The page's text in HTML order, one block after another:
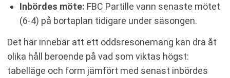
Inbördes möte: FBC Partille vann senaste mötet
(6-4) på bortaplan tidigare under säsongen.
Det här innebär att ett oddsresonemang kan dra åt
olika håll beroende på vad som viktas högst:
tabelläge och form jämfört med senast inbördes